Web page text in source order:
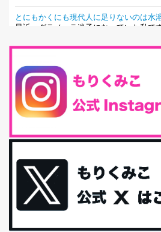
とにもかくにも現代人に足りないのは水
最近、グラノーラ迷子になっていた私で
腸内環境を整えることは、健康維持の中
は思っています。 ヒトの免...
iHerb特大セール終了間近！みんな何買う
最近お風呂上がりの炭酸水をシリカシリ
今回は、最近毎回定期的に購入している
礼品トップ５を紹介します。今までいろ...
更年期を穏やかに乗りきるために今でき
アラフィフからの体と心の整え方。 私も
といった更年期症状はまだ...